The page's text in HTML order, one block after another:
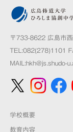
〒733-8622 広島市
TEL:082(278)1101
MAIL:hkh@js.shudo-
学校概要
教育内容